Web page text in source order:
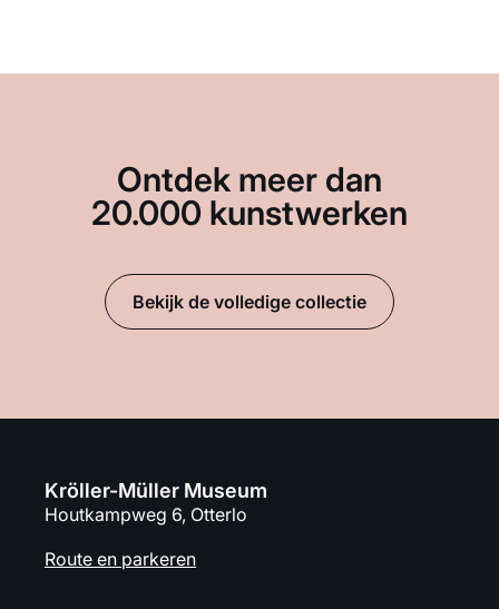
Ontdek meer dan
20.000 kunstwerken
Bekijk de volledige collectie
Kröller-Müller Museum
Houtkampweg 6, Otterlo
Route en parkeren